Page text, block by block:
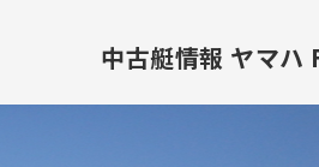
中古艇情報 ヤマハ